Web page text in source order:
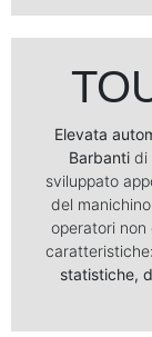
Elevata
Barbantidi
sviluppato
del
operatori non
caratteristiche:
statistiche,